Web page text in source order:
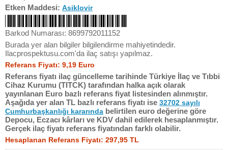
Etken Maddesi: Asiklovir
Barkod Numarası: 8699792011152
Burada yer alan bilgiler bilgilendirme mahiyetindedir.
Ilacprospektusu.com'da ilaç satışı yapılmaz.
Referans Fiyatı: 9,19 Euro
Referans fiyatı ilaç güncelleme tarihinde Türkiye İlaç ve Tıbbi
Cihaz Kurumu (TITCK) tarafından halka açık olarak
yayınlanan Euro bazlı referans fiyat listesinden alınmıştır.
Aşağıda yer alan TL bazlı referans fiyatı ise 32702 sayılı
Cumhurbaşkanlığı kararında belirtilen euro değerine göre
Depocu, Eczacı kârları ve KDV dahil edilerek hesaplanmıştır.
Gerçek ilaç fiyatı referans fiyatından farklı olabilir.
Hesaplanan Referans Fiyatı: 297,95 TL